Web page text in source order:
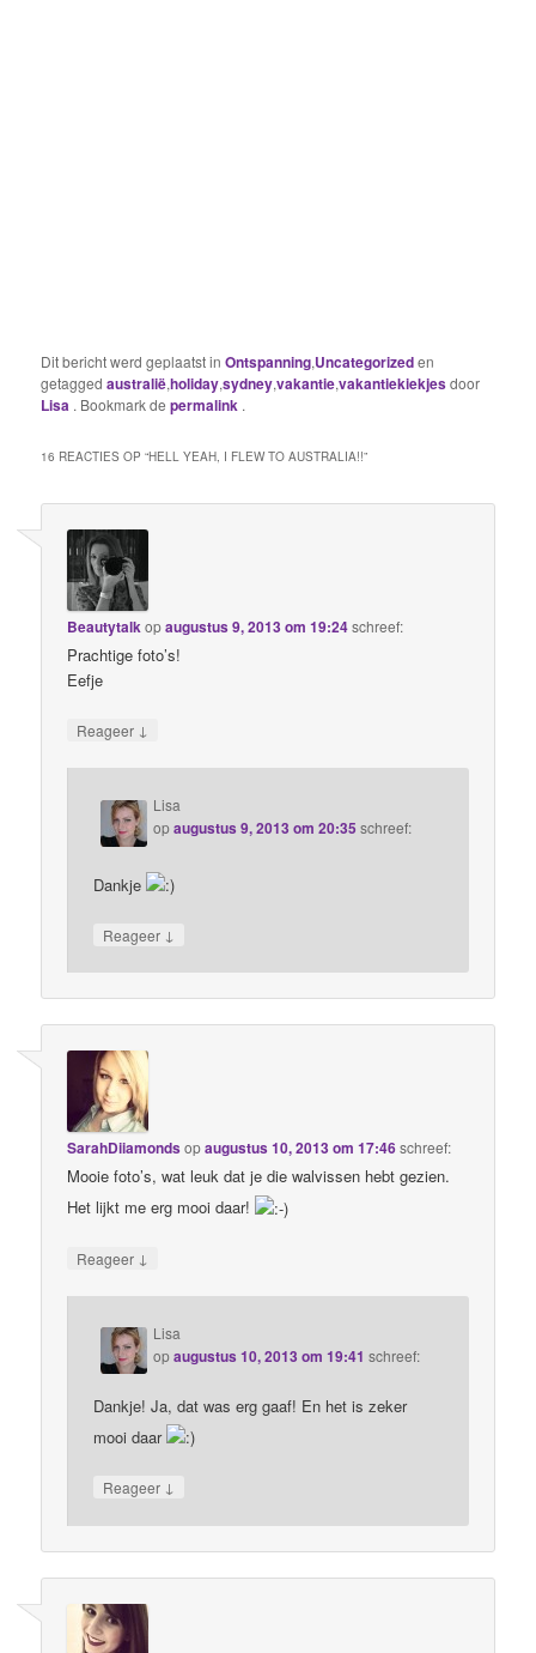
Dit bericht werd geplaatst inOntspanning,Uncategorizeden
getaggedaustralië,holiday,sydney,vakantie,vakantiekiekjesdoor
Lisa . Bookmark depermalink .
16 REACTIES OP “HELL YEAH, I FLEW TO AUSTRALIA!!”
Beautytalkopaugustus 9, 2013 om 19:24schreef:
Prachtige foto’s!
Eefje
Reageer ↓
Lisa
opaugustus 9, 2013 om 20:35 schreef:
Dankje
Reageer ↓
SarahDiiamondsopaugustus 10, 2013 om 17:46schreef:
Mooie foto’s, wat leuk dat je die walvissen hebt gezien.
Het lijkt me erg mooi daar!
Reageer ↓
Lisa
opaugustus 10, 2013 om 19:41 schreef:
Dankje! Ja, dat was erg gaaf! En het is zeker
mooi daar
Reageer ↓